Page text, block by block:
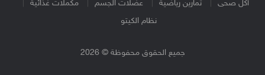
أكل صحى تمارين رياضية عضلات الجسم
مكملات غذائية
نظام الكيتو
جميع الحقوق محفوظة © 2026